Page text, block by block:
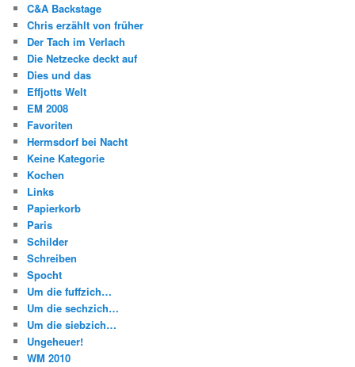
C&A Backstage
Chris erzählt von früher
Der Tach im Verlach
Die Netzecke deckt auf
Dies und das
Effjotts Welt
EM 2008
Favoriten
Hermsdorf bei Nacht
Keine Kategorie
Kochen
Links
Papierkorb
Paris
Schilder
Schreiben
Spocht
Um die fuffzich…
Um die sechzich…
Um die siebzich…
Ungeheuer!
WM 2010